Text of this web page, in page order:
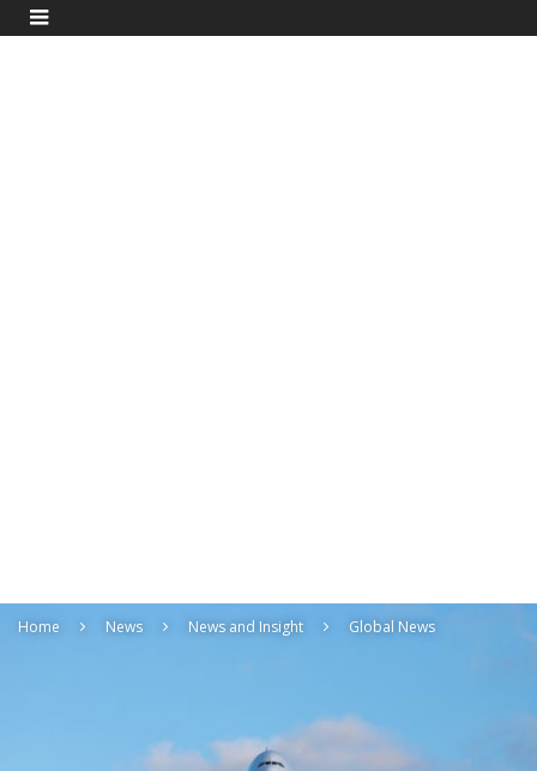
Home News News and Insight Global News